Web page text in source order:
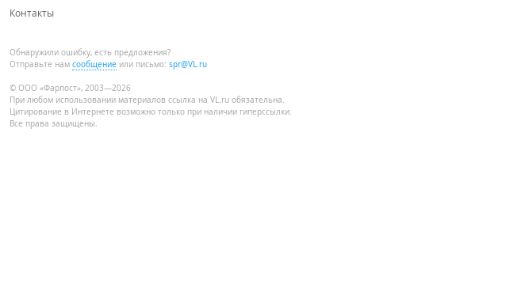
Контакты
Обнаружили ошибку, есть предложения?
Отправьте нам сообщение или письмо: spr@VL.ru
© ООО «Фарпост», 2003—2026
При любом использовании материалов ссылка на VL.ru обязательна.
Цитирование в Интернете возможно только при наличии гиперссылки.
Все права защищены.